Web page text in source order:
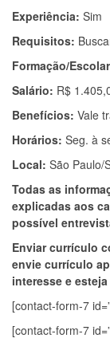
Experiência: Sim
Requisitos:
Formação/
Salário: R$
Benefícios: Vale
Horários: Seg. à
Local: São Paulo/
Todas as
explicadas aos
possível
Enviar currículo
envie currículo
interesse e
[contact-form-7
[contact-form-7